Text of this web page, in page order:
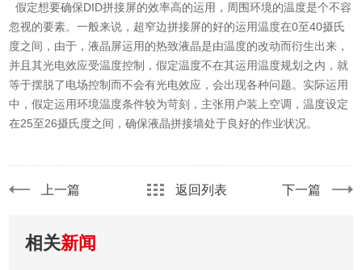
假定想要确保DID拼接屏的效率高的运用，周围环境的温度是个不容
忽视的要素。一般来说，超窄边拼接屏的好的运用温度在0至40摄氏
度之间，由于，液晶屏运用的热致液晶是由温度的改动而衍生出来，
并且其光电效应受温度控制，假定温度不在其运用温度规划之内，就
等于摆脱了电场控制而不会有光电效应，会出现各种问题。实际运用
中，假定运用环境温度条件较为苛刻，主张用户装上空调，温度设定
在25至26摄氏度之间，确保液晶拼接墙处于良好的作业状况。
上一篇 返回列表 下一篇
相关新闻